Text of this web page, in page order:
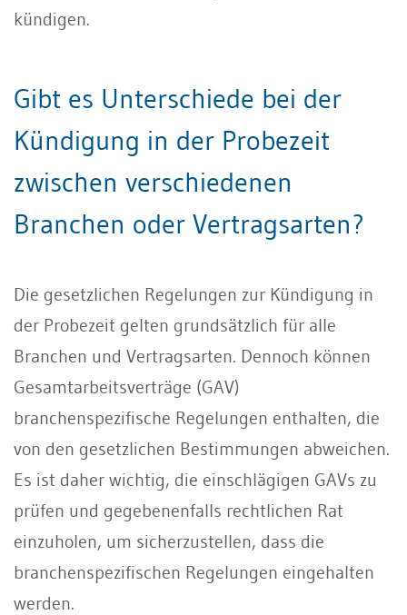
kündigen.
Gibt es Unterschiede bei der
Kündigung in der Probezeit
zwischen verschiedenen
Branchen oder Vertragsarten?
Die gesetzlichen Regelungen zur Kündigung in
der Probezeit gelten grundsätzlich für alle
Branchen und Vertragsarten. Dennoch können
Gesamtarbeitsverträge (GAV)
branchenspezifische Regelungen enthalten, die
von den gesetzlichen Bestimmungen abweichen.
Es ist daher wichtig, die einschlägigen GAVs zu
prüfen und gegebenenfalls rechtlichen Rat
einzuholen, um sicherzustellen, dass die
branchenspezifischen Regelungen eingehalten
werden.